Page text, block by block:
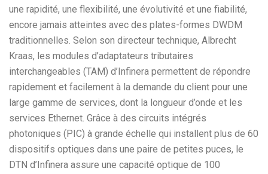
une rapidité, une flexibilité, une évolutivité et une fiabilité,
encore jamais atteintes avec des plates-formes DWDM
traditionnelles. Selon son directeur technique, Albrecht
Kraas, les modules d’adaptateurs tributaires
interchangeables (TAM) d’Infinera permettent de répondre
rapidement et facilement à la demande du client pour une
large gamme de services, dont la longueur d’onde et les
services Ethernet. Grâce à des circuits intégrés
photoniques (PIC) à grande échelle qui installent plus de 60
dispositifs optiques dans une paire de petites puces, le
DTN d’Infinera assure une capacité optique de 100